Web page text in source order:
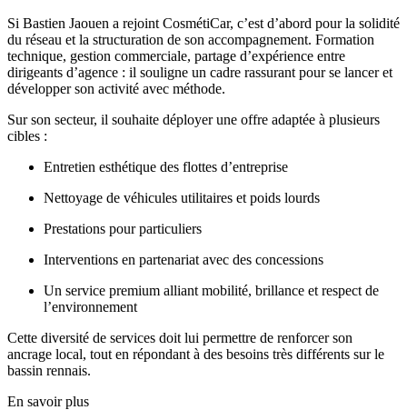
Si Bastien Jaouen a rejoint CosmétiCar, c’est d’abord pour la solidité
du réseau et la structuration de son accompagnement. Formation
technique, gestion commerciale, partage d’expérience entre
dirigeants d’agence : il souligne un cadre rassurant pour se lancer et
développer son activité avec méthode.
Sur son secteur, il souhaite déployer une offre adaptée à plusieurs
cibles :
Entretien esthétique des flottes d’entreprise
Nettoyage de véhicules utilitaires et poids lourds
Prestations pour particuliers
Interventions en partenariat avec des concessions
Un service premium alliant mobilité, brillance et respect de
l’environnement
Cette diversité de services doit lui permettre de renforcer son
ancrage local, tout en répondant à des besoins très différents sur le
bassin rennais.
En savoir plus